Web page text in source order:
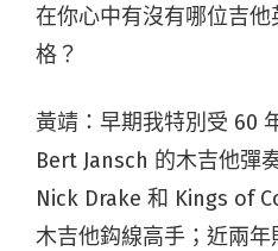
在你心中有沒有哪位吉
格？
黃靖：早期我特別受 60
Bert Jansch 的木吉他彈
Nick Drake 和 Kings of
木吉他鈎線高手；近兩